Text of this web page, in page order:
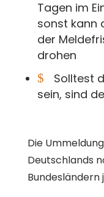
Tagen im
sonst kann
der
drohen
$
Solltest
sein, sind
Die
Deutschlands
Bundesländern